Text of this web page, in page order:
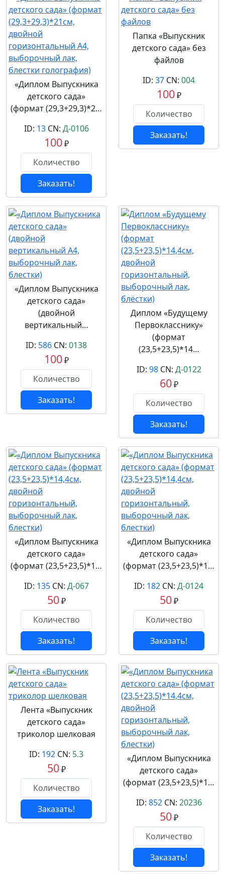
«Диплом Выпускника
детского сада»
(формат (29,3+29,3)*2…
ID: 13CN: Д-0106
100₽
Заказать!
Папка «Выпускник
детского сада» без
файлов
ID: 37 CN: 004
100₽
Заказать!
«Диплом Выпускника
детского сада»
(двойной
вертикальный…
ID: 586 CN: 0138
100₽
Заказать!
Диплом «Будущему
Первокласснику»
(формат
(23,5+23,5)*14…
ID: 98CN: Д-0122
60₽
Заказать!
«Диплом Выпускника
детского сада»
(формат (23,5+23,5)*1…
ID: 135CN: Д-067
50₽
Заказать!
«Диплом Выпускника
детского сада»
(формат (23,5+23,5)*1…
ID: 182 CN: Д-0124
50₽
Заказать!
Лента «Выпускник
детского сада»
триколор шелковая
ID: 192 CN: 5.3
50₽
Заказать!
«Диплом Выпускника
детского сада»
(формат (23,5+23,5)*1…
ID: 852CN: 20236
50₽
Заказать!